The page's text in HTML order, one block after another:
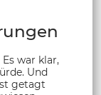
war klar,
Und
getagt